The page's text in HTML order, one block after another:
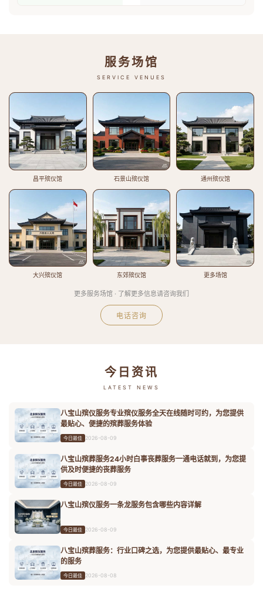
服务场馆
SERVICE VENUES
昌平殡仪馆 石景山殡仪馆 通州殡仪馆
大兴殡仪馆 东郊殡仪馆 更多场馆
更多服务场馆 · 了解更多信息请咨询我们
电话咨询
今日资讯
LATEST NEWS
八宝山殡仪服务专业殡仪服务全天在线随时可约，为您提供
最贴心、便捷的殡葬服务体验
今日最佳 2026-08-09
八宝山殡葬服务24小时白事丧葬服务一通电话就到，为您提
供及时便捷的丧葬服务
今日最佳 2026-08-09
八宝山殡仪服务一条龙服务包含哪些内容详解
今日最佳 2026-08-09
八宝山殡葬服务：行业口碑之选，为您提供最贴心、最专业
的服务
今日最佳 2026-08-08